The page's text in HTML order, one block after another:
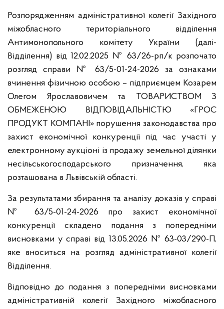
Розпорядженням адміністративної колегії Західного
міжобласного територіального відділення
Антимонопольного комітету України (далі-
Відділення) від 12.02.2025 № 63/26-рп/к розпочато
розгляд справи № 63/5-01-24-2026 за ознаками
вчинення фізичною особою – підприємцем Козарем
Олегом Ярославовичем та ТОВАРИСТВОМ З
ОБМЕЖЕНОЮ ВІДПОВІДАЛЬНІСТЮ «ГРОС
ПРОДУКТ КОМПАНІ» порушення законодавства про
захист економічної конкуренції під час участі у
електронному аукціоні із продажу земельної ділянки
несільськогосподарського призначення, яка
розташована в Львівській області.
За результатами збирання та аналізу доказів у справі
№ 63/5-01-24-2026 про захист економічної
конкуренції складено подання з попередніми
висновками у справі від 13.05.2026 № 63-03/290-П,
яке вноситься на розгляд адміністративної колегії
Відділення.
Відповідно до подання з попередніми висновками
адміністративній колегії Західного міжобласного